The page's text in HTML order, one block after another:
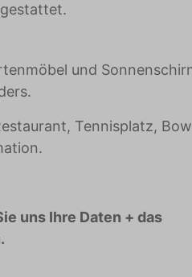
und
Tennisplatz,
uns Ihre Daten + das